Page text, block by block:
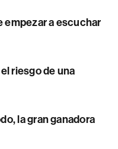
empezar a escuchar
riesgo de una
la gran ganadora